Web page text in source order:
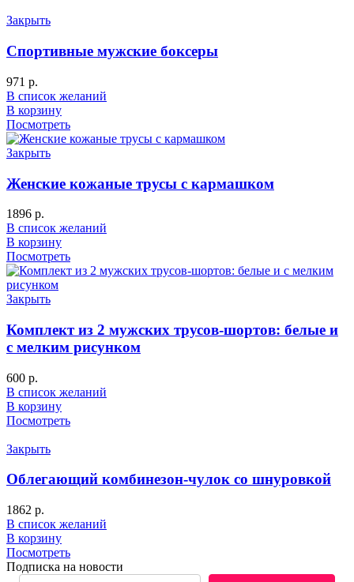
Закрыть
Спортивные мужские боксеры
971 р.
В список желаний
В корзину
Посмотреть
Закрыть
Женские кожаные трусы с кармашком
1896 р.
В список желаний
В корзину
Посмотреть
Закрыть
Комплект из 2 мужских трусов-шортов: белые и
с мелким рисунком
600 р.
В список желаний
В корзину
Посмотреть
Закрыть
Облегающий комбинезон-чулок со шнуровкой
1862 р.
В список желаний
В корзину
Посмотреть
Подписка на новости